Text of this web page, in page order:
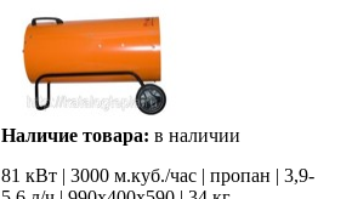
Наличие товара: в наличии
81 кВт | 3000 м.куб./час | пропан | 3,9-